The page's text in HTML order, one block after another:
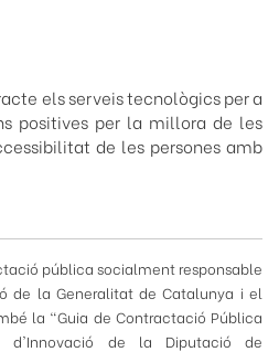
els serveis tecnològics per a
positives per la millora de les
de les persones amb
pública socialment responsable
de la Generalitat de Catalunya i el
la "Guia de Contractació Pública
i d'Innovació de la Diputació de